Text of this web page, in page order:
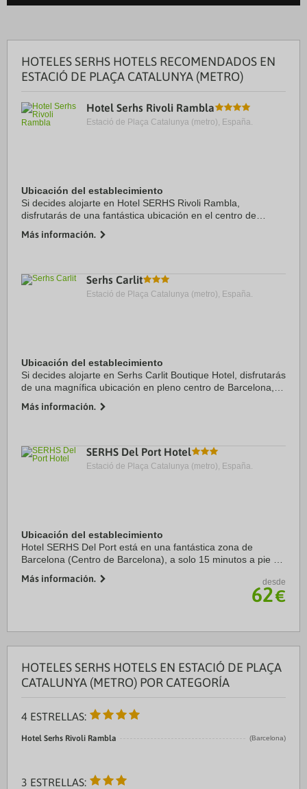
HOTELES SERHS HOTELS RECOMENDADOS EN
ESTACIÓ DE PLAÇA CATALUNYA (METRO)
Hotel Serhs Rivoli Rambla
Estació de Plaça Catalunya (metro), España.
Ubicación del establecimiento
Si decides alojarte en Hotel SERHS Rivoli Rambla,
disfrutarás de una fantástica ubicación en el centro de
de Plaza de Catalunya. Además, este hotel ...
Más información.
Serhs Carlit
Estació de Plaça Catalunya (metro), España.
Ubicación del establecimiento
Si decides alojarte en Serhs Carlit Boutique Hotel, disfrutarás
de una magnífica ubicación en pleno centro de Barcelona, a
Además, este hotel se ...
Más información.
SERHS Del Port Hotel
Estació de Plaça Catalunya (metro), España.
Ubicación del establecimiento
Hotel SERHS Del Port está en una fantástica zona de
Barcelona (Centro de Barcelona), a solo 15 minutos a pie de
encuentra a 2,8 km de Plaza de ...
Más información. desde
62€
HOTELES SERHS HOTELS EN ESTACIÓ DE PLAÇA
CATALUNYA (METRO) POR CATEGORÍA
4 ESTRELLAS:
Hotel Serhs Rivoli Rambla (Barcelona)
3 ESTRELLAS: